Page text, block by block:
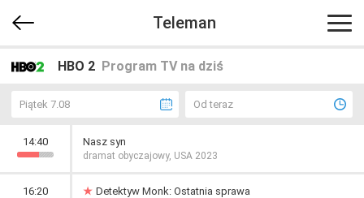
Teleman
HBO 2 Program TV na dziś
Piątek 7.08 Od teraz
14:40 Nasz syn
dramat obyczajowy, USA 2023
16:20 Detektyw Monk: Ostatnia sprawa